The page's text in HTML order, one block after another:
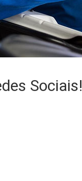
Sociais!